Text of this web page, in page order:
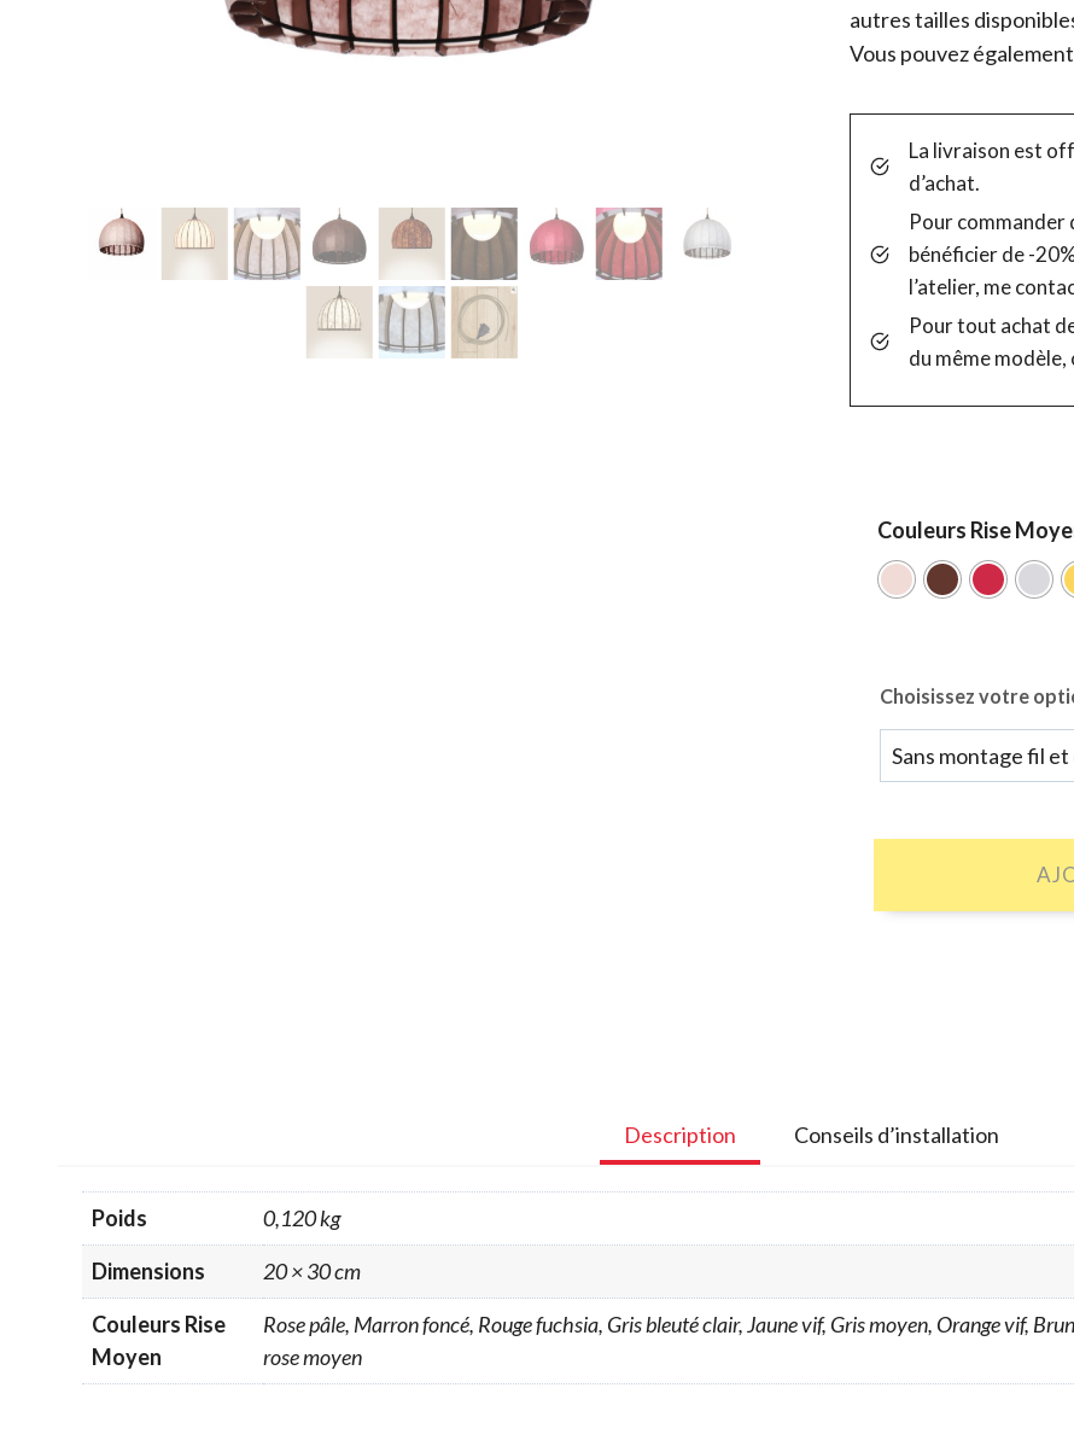
autres tailles
Vous pouvez
La livraison est
d’achat.
Pour commander
bénéficier de -
l’atelier, me
Pour tout achat
du même
Couleurs Rise
Choisissez votre
Description Conseils d’installation
Poids
0,120 kg
Dimensions
20 × 30 cm
Couleurs Rise
Moyen
Rose pâle, Marron foncé, Rouge fuchsia, Gris bleuté clair, Jaune vif, Gris moyen, Orange vif,
rose moyen